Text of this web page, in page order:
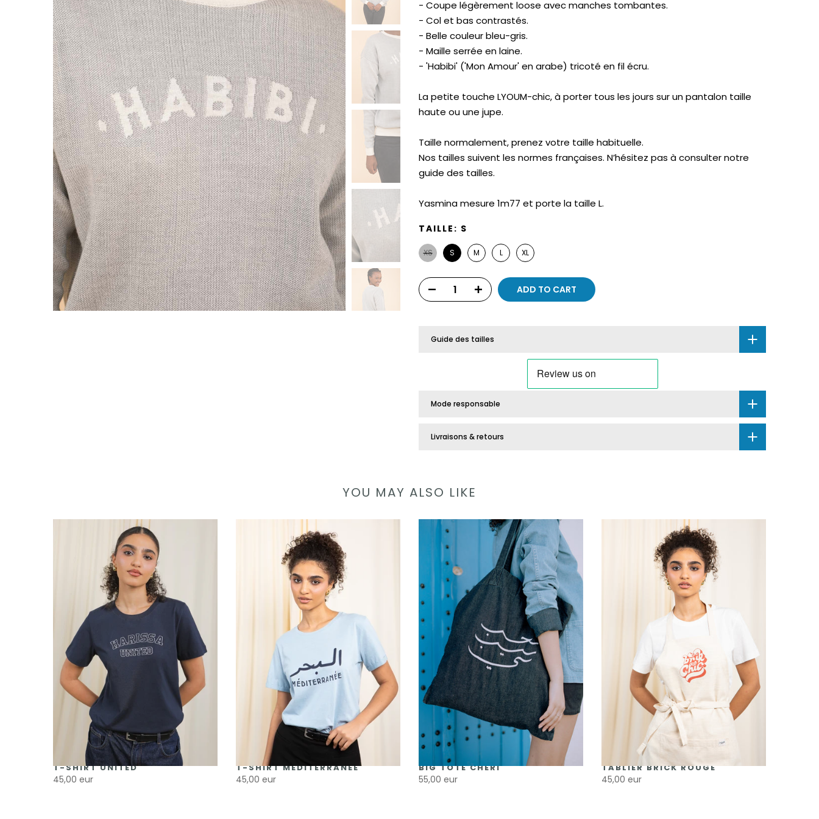
- Coupe légèrement loose avec manches tombantes.
- Col et bas contrastés.
- Belle couleur bleu-gris.
- Maille serrée en laine.
- 'Habibi' ('Mon Amour' en arabe) tricoté en fil écru.
La petite touche LYOUM-chic, à porter tous les jours sur un pantalon taille
haute ou une jupe.
Taille normalement, prenez votre taille habituelle.
Nos tailles suivent les normes françaises. N’hésitez pas à consulter notre
guide des tailles.
Yasmina mesure 1m77 et porte la taille L.
TAILLE: S
XS S M L XL
ADD TO CART
Guide des tailles
Mode responsable
Livraisons & retours
YOU MAY ALSO LIKE
T-SHIRT UNITED
45,00 eur
T-SHIRT MÉDITERRANÉE
45,00 eur
BIG TOTE CHÉRI
55,00 eur
TABLIER BRICK ROUGE
45,00 eur